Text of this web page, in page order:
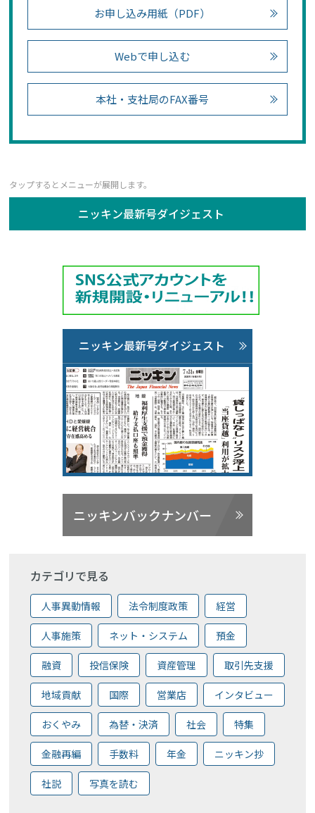
お申し込み用紙（PDF）
Webで申し込む
本社・支社局のFAX番号
ニッキン最新号ダイジェスト
ニッキン最新号ダイジェスト
ニッキンバックナンバー
カテゴリで見る
人事異動情報 法令制度政策 経営
人事施策 ネット・システム 預金
融資 投信保険 資産管理 取引先支援
地域貢献 国際 営業店 インタビュー
おくやみ 為替・決済 社会 特集
金融再編 手数料 年金 ニッキン抄
社説 写真を読む